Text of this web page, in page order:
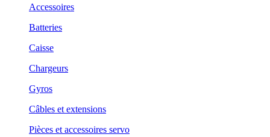
Accessoires
Batteries
Caisse
Chargeurs
Gyros
Câbles et extensions
Pièces et accessoires servo